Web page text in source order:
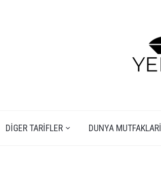
DIGER TARIFLER DUNYA MUTFAKLARI